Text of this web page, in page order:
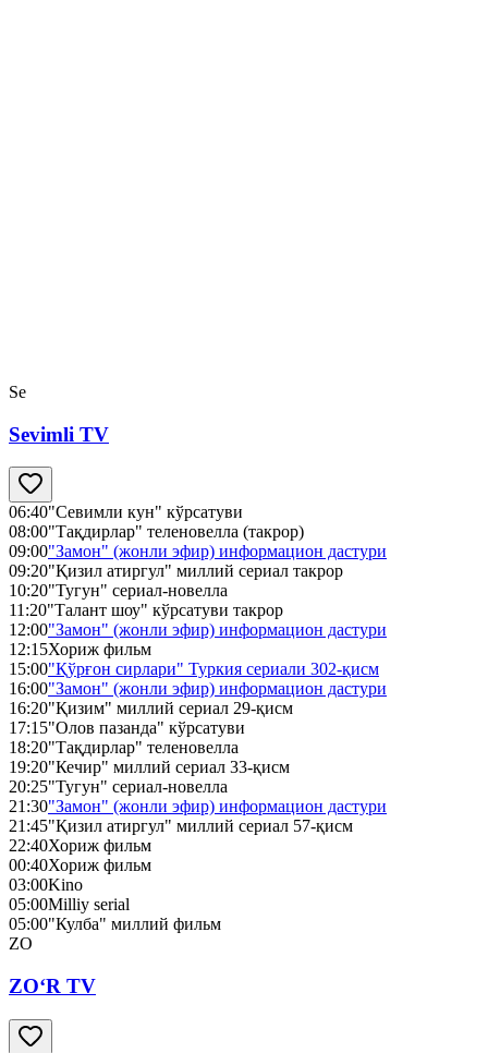
Se
Sevimli TV
06:40"Севимли кун" кўрсатуви
08:00"Тақдирлар" теленовелла (такрор)
09:00"Замон" (жонли эфир) информацион дастури
09:20"Қизил атиргул" миллий сериал такрор
10:20"Тугун" сериал-новелла
11:20"Талант шоу" кўрсатуви такрор
12:00"Замон" (жонли эфир) информацион дастури
12:15Хориж фильм
15:00"Қўрғон сирлари" Туркия сериали 302-қисм
16:00"Замон" (жонли эфир) информацион дастури
16:20"Қизим" миллий сериал 29-қисм
17:15"Олов пазанда" кўрсатуви
18:20"Тақдирлар" теленовелла
19:20"Кечир" миллий сериал 33-қисм
20:25"Тугун" сериал-новелла
21:30"Замон" (жонли эфир) информацион дастури
21:45"Қизил атиргул" миллий сериал 57-қисм
22:40Хориж фильм
00:40Хориж фильм
03:00Kino
05:00Milliy serial
05:00"Кулба" миллий фильм
ZO
ZO‘R TV